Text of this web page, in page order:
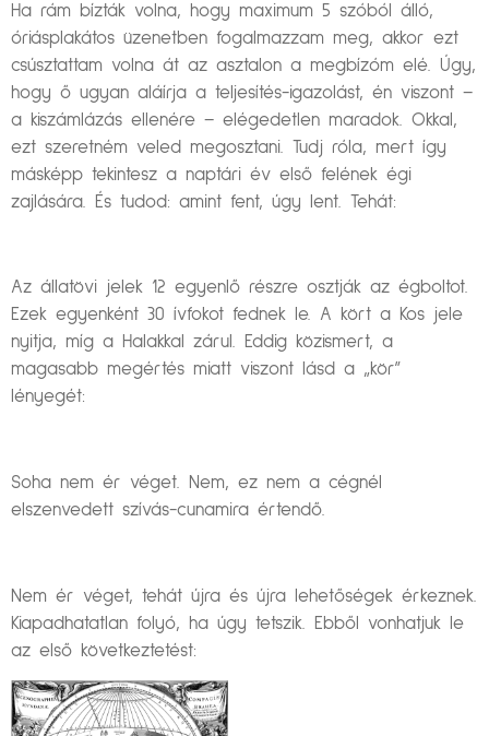
Ha rám bízták volna, hogy maximum 5 szóból álló,
óriásplakátos üzenetben fogalmazzam meg, akkor ezt
csúsztattam volna át az asztalon a megbízóm elé. Úgy,
hogy ő ugyan aláírja a teljesítés-igazolást, én viszont –
a kiszámlázás ellenére – elégedetlen maradok. Okkal,
ezt szeretném veled megosztani. Tudj róla, mert így
másképp tekintesz a naptári év első felének égi
zajlására. És tudod: amint fent, úgy lent. Tehát:
Az állatövi jelek 12 egyenlő részre osztják az égboltot.
Ezek egyenként 30 ívfokot fednek le. A kört a Kos jele
nyitja, míg a Halakkal zárul. Eddig közismert, a
magasabb megértés miatt viszont lásd a „kör”
lényegét:
Soha nem ér véget. Nem, ez nem a cégnél
elszenvedett szívás-cunamira értendő.
Nem ér véget, tehát újra és újra lehetőségek érkeznek.
Kiapadhatatlan folyó, ha úgy tetszik. Ebből vonhatjuk le
az első következtetést: